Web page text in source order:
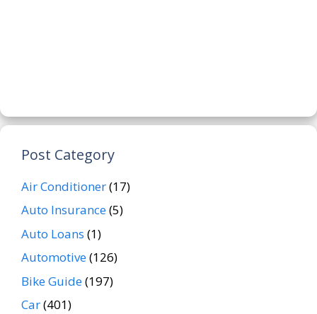
Post Category
Air Conditioner(17)
Auto Insurance(5)
Auto Loans (1)
Automotive(126)
Bike Guide(197)
Car(401)